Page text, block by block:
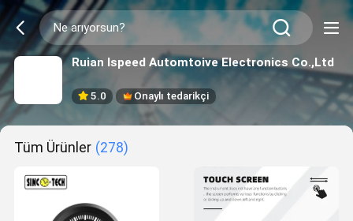
Ruian Ispeed Automtoive Electronics Co.,Ltd
5.0 Onaylı tedarikçi
Tüm Ürünler (278)